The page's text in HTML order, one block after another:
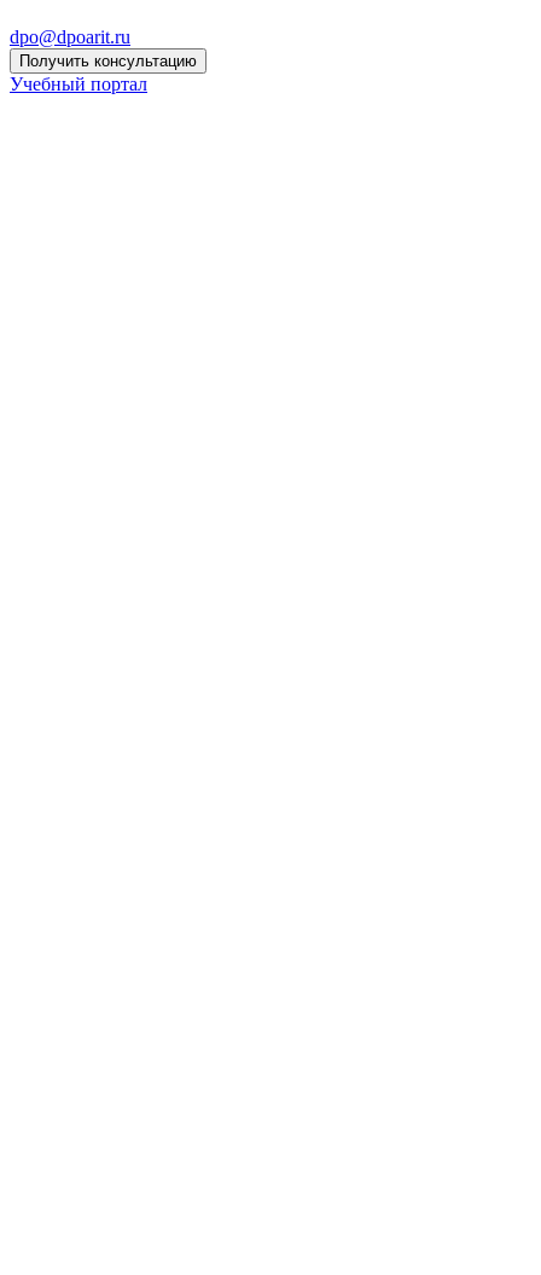
dpo@dpoarit.ru
Получить консультацию
Учебный портал